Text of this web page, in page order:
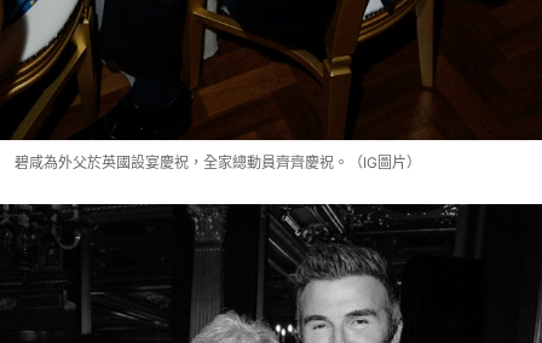
碧咸為外父於英國設宴慶祝，全家總動員齊齊慶祝。（IG圖片）